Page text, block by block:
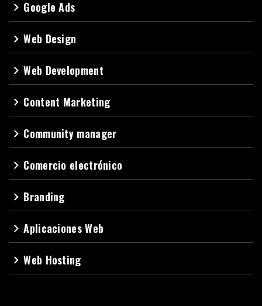
navigate_next Google Ads
navigate_nextWeb Design
navigate_nextWeb Development
navigate_next Content Marketing
navigate_next Community manager
navigate_next Comercio electrónico
navigate_next Branding
navigate_nextAplicaciones Web
navigate_nextWeb Hosting